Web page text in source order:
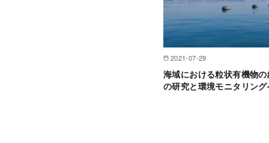
2021-07-29
海域における粒状有機物
の研究と環境モニタリン